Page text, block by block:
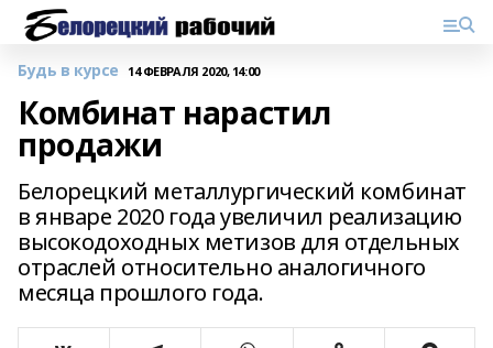
Будь в курсе 14 ФЕВРАЛЯ 2020, 14:00
Комбинат нарастил
продажи
Белорецкий металлургический комбинат
в январе 2020 года увеличил реализацию
высокодоходных метизов для отдельных
отраслей относительно аналогичного
месяца прошлого года.